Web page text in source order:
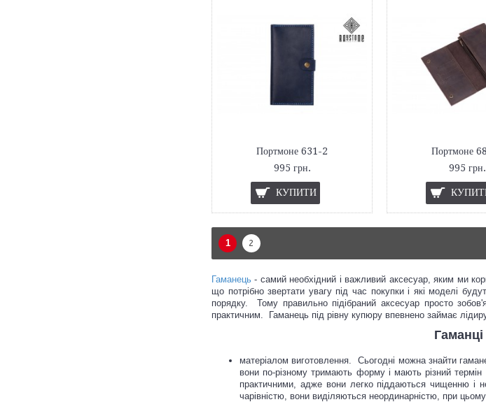
Портмоне 631-2
995 грн.
КУПИТИ
Портмоне
995 грн.
1 2
Гаманець - самий необхідний і важливий аксесуар, яким ми
що потрібно звертати увагу під час покупки і які моделі
порядку. Тому правильно підібраний аксесуар просто
практичним. Гаманець під рівну купюру впевнено займає
матеріалом виготовлення. Сьогодні можна знайти
вони по-різному тримають форму і мають різний
практичними, адже вони легко піддаються чищенню і
чарівністю, вони виділяються неординарністю, при